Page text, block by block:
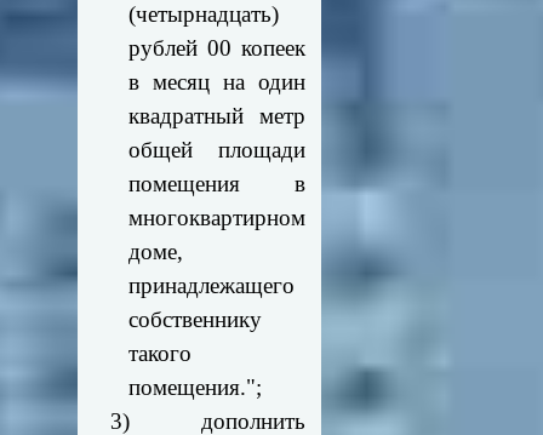
(четырнадцать)
рублей 00 копеек
в месяц на один
квадратный метр
общей площади
помещения в
многоквартирном
доме,
принадлежащего
собственнику
такого
помещения.";
3) дополнить